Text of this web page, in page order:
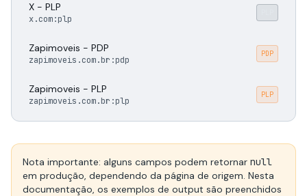
X - PLP
x.com:plp
Zapimoveis - PDP
zapimoveis.com.br:pdp
PDP
Zapimoveis - PLP
zapimoveis.com.br:plp
PLP
Nota importante: alguns campos podem retornar null
em produção, dependendo da página de origem. Nesta
documentação, os exemplos de output são preenchidos